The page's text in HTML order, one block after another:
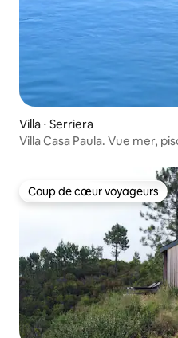
Villa ⋅ Serriera
Villa Casa Paula. Vue mer,
Coup de cœur voyageurs
Coup de cœur voyageurs